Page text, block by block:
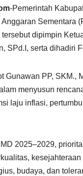
-Pemerintah
Sementara
dipimpin
SPd.I, serta dihadiri
Gunawan PP, SKM.,
menyusun
laju inflasi,
2025–2029,
budaya, dan